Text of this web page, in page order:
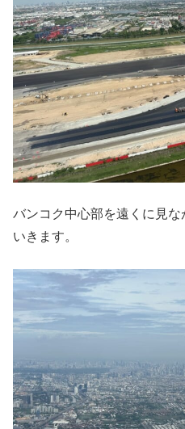
バンコク中心部を遠くに見
いきます。